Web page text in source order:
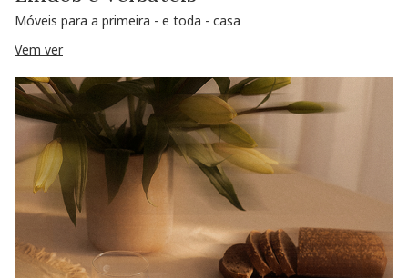
Móveis para a primeira - e toda - casa
Vem ver